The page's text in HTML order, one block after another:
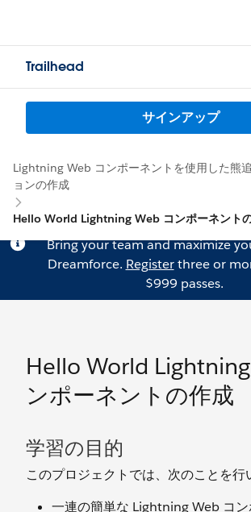
Trailhead
サインアップ
Lightning Web コンポーネントを使用した熊
ョンの作成
Hello World Lightning Web コンポーネント
Bring your team and maximize
Dreamforce. Registerthree or
$999 passes.
Hello World
ンポーネントの作成
学習の目的
このプロジェクトでは、次のことを行
一連の簡単な Lightning Web コ